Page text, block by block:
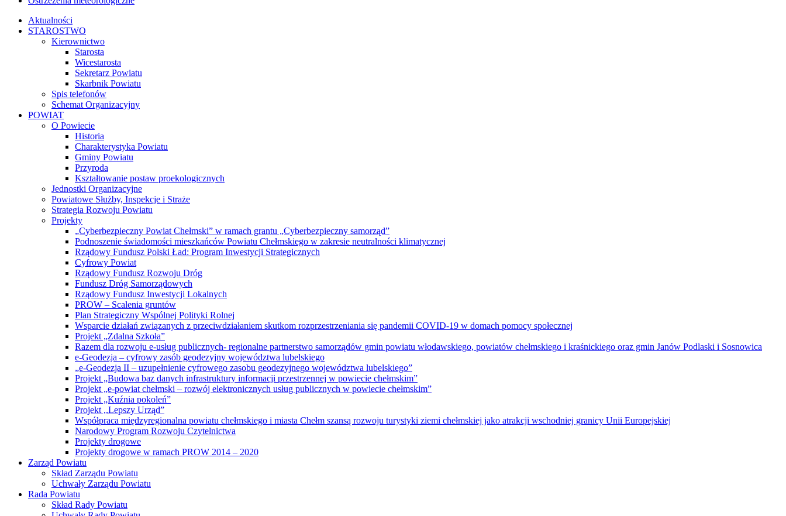
Aktualności
STAROSTWO
Kierownictwo
Starosta
Wicestarosta
Sekretarz Powiatu
Skarbnik Powiatu
Spis telefonów
Schemat Organizacyjny
POWIAT
O Powiecie
Historia
Charakterystyka Powiatu
Gminy Powiatu
Przyroda
Kształtowanie postaw proekologicznych
Jednostki Organizacyjne
Powiatowe Służby, Inspekcje i Straże
Strategia Rozwoju Powiatu
Projekty
„Cyberbezpieczny Powiat Chełmski” w ramach grantu „Cyberbezpieczny samorząd”
Podnoszenie świadomości mieszkańców Powiatu Chełmskiego w zakresie neutralności klimatycznej
Rządowy Fundusz Polski Ład: Program Inwestycji Strategicznych
Cyfrowy Powiat
Rządowy Fundusz Rozwoju Dróg
Fundusz Dróg Samorządowych
Rządowy Fundusz Inwestycji Lokalnych
PROW – Scalenia gruntów
Plan Strategiczny Wspólnej Polityki Rolnej
Wsparcie działań związanych z przeciwdziałaniem skutkom rozprzestrzeniania się pandemii COVID-19 w domach pomocy społecznej
Projekt „Zdalna Szkoła”
Razem dla rozwoju e-usług publicznych- regionalne partnerstwo samorządów gmin powiatu włodawskiego, powiatów chełmskiego i kraśnickiego oraz gmin Janów Podlaski i Sosnowica
e-Geodezja – cyfrowy zasób geodezyjny województwa lubelskiego
„e-Geodezja II – uzupełnienie cyfrowego zasobu geodezyjnego województwa lubelskiego”
Projekt „Budowa baz danych infrastruktury informacji przestrzennej w powiecie chełmskim”
Projekt „e-powiat chełmski – rozwój elektronicznych usług publicznych w powiecie chełmskim”
Projekt „Kuźnia pokoleń”
Projekt ,,Lepszy Urząd”
Współpraca międzyregionalna powiatu chełmskiego i miasta Chełm szansą rozwoju turystyki ziemi chełmskiej jako atrakcji wschodniej granicy Unii Europejskiej
Narodowy Program Rozwoju Czytelnictwa
Projekty drogowe
Projekty drogowe w ramach PROW 2014 – 2020
Zarząd Powiatu
Skład Zarządu Powiatu
Uchwały Zarządu Powiatu
Rada Powiatu
Skład Rady Powiatu